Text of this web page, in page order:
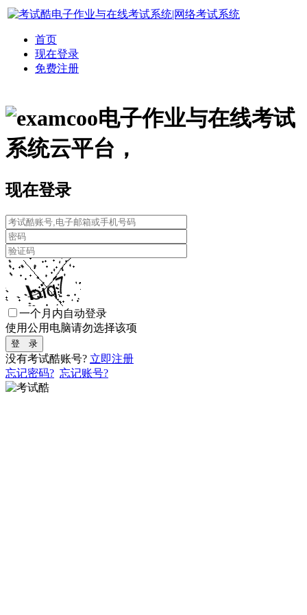
首页
现在登录
免费注册
电子作业与在线考试
系统云平台，
现在登录
一个月内自动登录
使用公用电脑请勿选择该项
登 录
没有考试酷账号? 立即注册
忘记密码? 忘记账号?